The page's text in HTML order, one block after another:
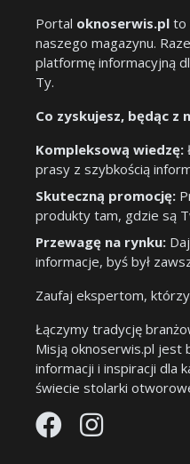
Portal oknoserwis.pl to
naszego magazynu.
platformę informacyjną
Ty.
Co zyskujesz, będąc z
Kompleksową wiedzę:
prasy z szybkością
Skuteczną promocję:
produkty tam, gdzie są
Przewagę na rynku:
informacje, byś był
Zaufaj ekspertom,
Łączymy tradycję
Misją oknoserwis.pl jest
informacji i inspiracji dla
świecie stolarki